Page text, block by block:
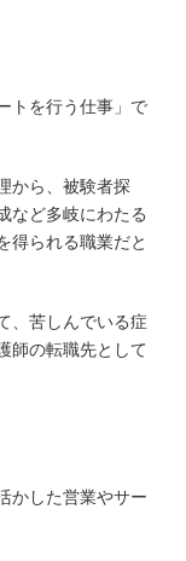
トを行う仕事」で
から、被験者探
など多岐にわたる
得られる職業だと
、苦しんでいる症
師の転職先として
かした営業やサー